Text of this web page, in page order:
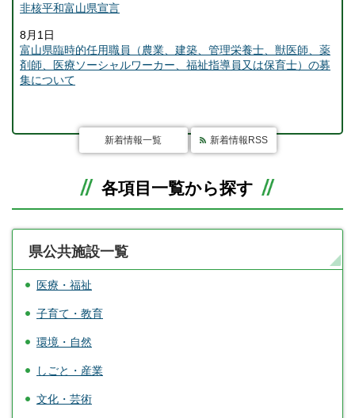
非核平和富山県宣言
8月1日
富山県臨時的任用職員（農業、建築、管理栄養士、獣医師、薬
剤師、医療ソーシャルワーカー、福祉指導員又は保育士）の募
集について
新着情報一覧 新着情報RSS
各項目一覧から探す
県公共施設一覧
医療・福祉
子育て・教育
環境・自然
しごと・産業
文化・芸術